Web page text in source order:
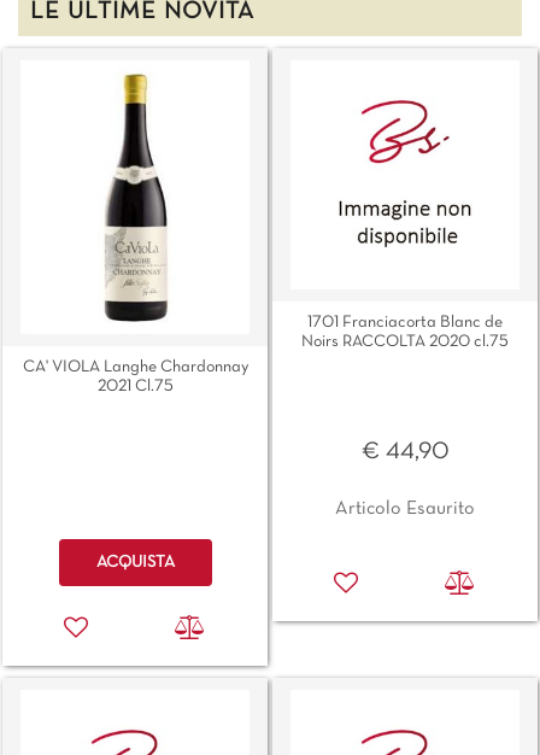
LE ULTIME NOVITÀ
CA' VIOLA Langhe Chardonnay
2021 Cl.75
Quantità
ACQUISTA
1701 Franciacorta Blanc de
Noirs RACCOLTA 2020 cl.75
€ 44,90
Articolo Esaurito